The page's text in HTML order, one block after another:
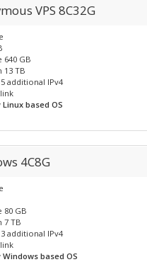
VPS 8C32G
640 GB
13 TB
additional IPv4
based OS
4C8G
80 GB
7 TB
additional IPv4
Windows based OS